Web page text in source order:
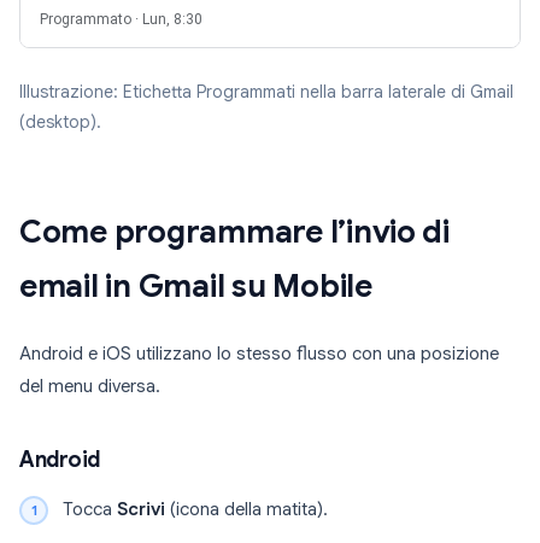
Programmato · Lun, 8:30
Illustrazione: Etichetta Programmati nella barra laterale di Gmail
(desktop).
Come programmare l’invio di
email in Gmail su Mobile
Android e iOS utilizzano lo stesso flusso con una posizione
del menu diversa.
Android
Tocca Scrivi (icona della matita).